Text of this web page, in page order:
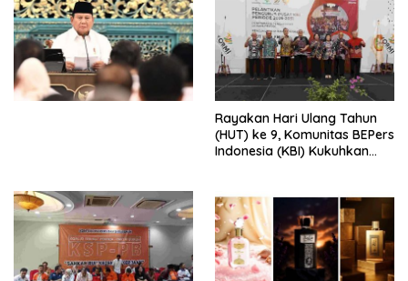
Penjajahan (Pergolakan
Ekonomi Politik Indonesia) &
Simposium Nasional “Urgensi
Undang-Undang
Perekonomian Nasional dan
Kesejahteraan Sosial dalam
Rayakan Hari Ulang Tahun
(HUT) ke 9, Komunitas BEPers
Indonesia (KBI) Kukuhkan
Tema: “Penguatan dan
Pengembangan Organisasi
KBI yang Berbasis Riset di
seluruh Indonesia dan
Mancanegara”.